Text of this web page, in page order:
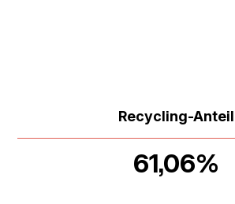
Recycling-Anteil
61,06%